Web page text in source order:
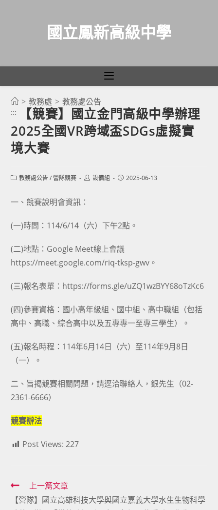
國立鳳新高級中學
> 教務處 > 教務處公告
:::
【競賽】國立金門高級中學辦理
2025全國VR跨域盃SDGs虛擬實
境大賽
Post教務處公告 / 營隊競賽
Post設備組
Post2025-06-13
一、競賽說明會資訊：
(一)時間：114/6/14（六）下午2點。
(二)地點：Google Meet線上會議
https://meet.google.com/riq-tksp-gwv。
(三)報名表單：https://forms.gle/uZQ1wzBYY68oTzKc6
(四)參賽資格：國小高年級組、國中組、高中職組（包括
高中、高職、綜合高中以及五專專一至專三學生）。
(五)報名時程：114年6月14日（六）至114年9月8日
（一）。
二、旨揭競賽相關問題，請逕洽聯絡人，銀先生（02-
2361-6666）
競賽辦法
Post Views: 227
Read
more
上一篇文章
【營隊】國立高雄科技大學與國立嘉義大學水生生物科學